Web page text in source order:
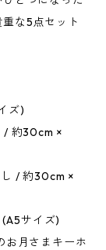
な5点セット
ズ)
/ 約30cm ×
/ 約30cm ×
サイズ)
お月さまキーホ